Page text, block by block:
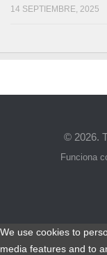
14 SEPTIEMBRE, 2025
© 2026.
Funciona
We use cookies to
media features and to